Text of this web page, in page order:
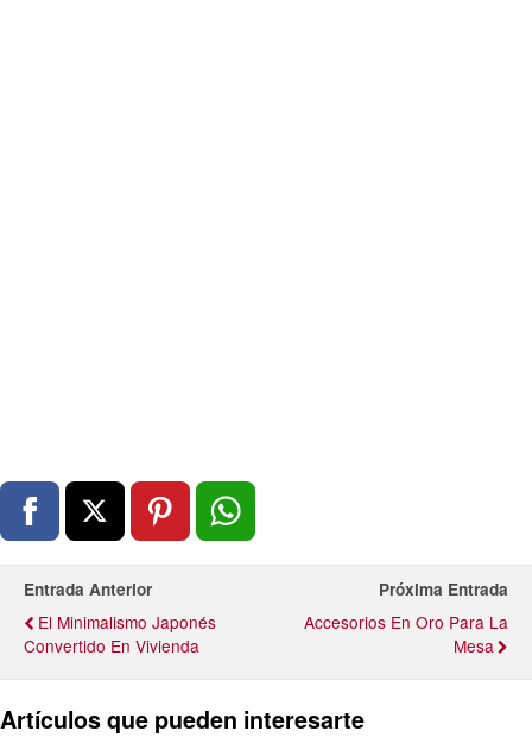
Entrada Anterior
El Minimalismo Japonés
Convertido En Vivienda
Próxima Entrada
Accesorios En Oro Para La
Mesa
Artículos que pueden interesarte